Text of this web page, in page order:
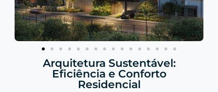
Arquitetura Sustentável:
Eficiência e Conforto
Residencial